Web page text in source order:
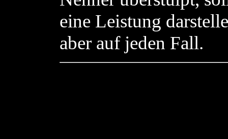
eine Leistung
aber auf jeden Fall.